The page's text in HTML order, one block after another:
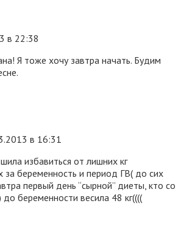
в 22:38
Я тоже хочу завтра начать. Будим
в 16:31
избавиться от лишних кг
за беременность и период ГВ( до сих
первый день “сырной” диеты, кто со
беременности весила 48 кг((((